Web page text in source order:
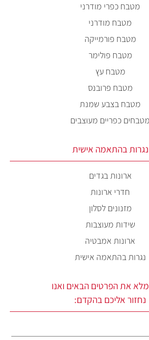
מטבח כפרי מודרני
מטבח מודרני
מטבח פורמייקה
מטבח פולימר
מטבח עץ
מטבח פרובנס
מטבח בצבע שמנת
מטבחים כפריים מעוצבים
נגרות בהתאמה אישית
ארונות בגדים
חדרי ארונות
מזנונים לסלון
שידות מעוצבות
ארונות אמבטיה
נגרות בהתאמה אישית
את הפרטים הבאים ואנו
נחזור אליכם בהקדם: